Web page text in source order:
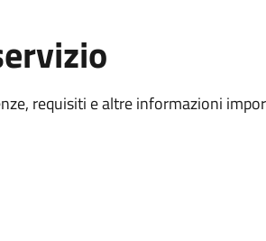
requisiti e altre informazioni